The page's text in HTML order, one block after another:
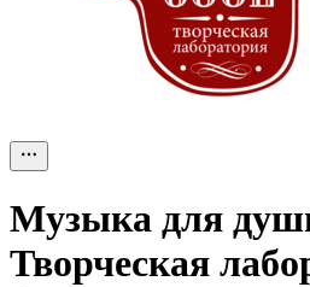
Музыка для
Творческая